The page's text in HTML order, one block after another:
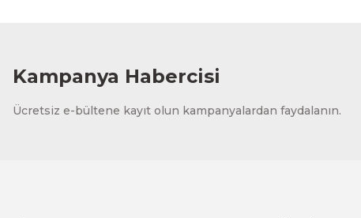
Kampanya Habercisi
Ücretsiz e-bültene kayıt olun kampanyalardan faydalanın.